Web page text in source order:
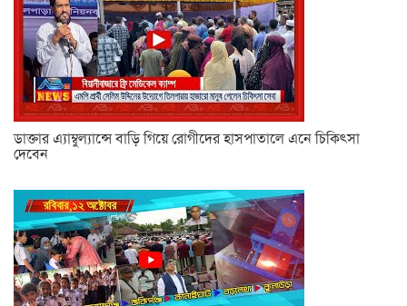
ডাক্তার এ্যাম্বুল্যান্সে বাড়ি গিয়ে রোগীদের হাসপাতালে এনে চিকিৎসা
দেবেন